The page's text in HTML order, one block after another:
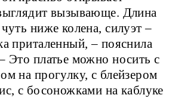
вызывающе. Длина
ниже колена, силуэт –
приталенный, – пояснила
Это платье можно носить с
на прогулку, с блейзером
с босоножками на каблуке